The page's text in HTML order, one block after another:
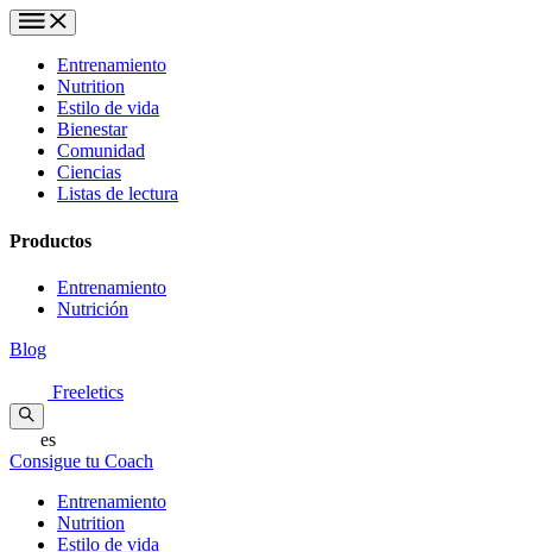
Entrenamiento
Nutrition
Estilo de vida
Bienestar
Comunidad
Ciencias
Listas de lectura
Productos
Entrenamiento
Nutrición
Blog
Freeletics
es
Consigue tu Coach
Entrenamiento
Nutrition
Estilo de vida